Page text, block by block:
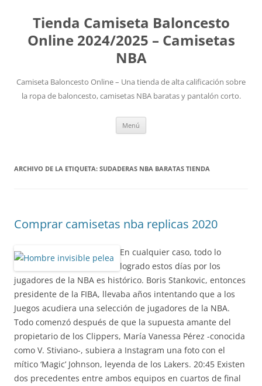
Tienda Camiseta Baloncesto
Online 2024/2025 – Camisetas
NBA
Camiseta Baloncesto Online – Una tienda de alta calificación sobre
la ropa de baloncesto, camisetas NBA baratas y pantalón corto.
Menú
ARCHIVO DE LA ETIQUETA: SUDADERAS NBA BARATAS TIENDA
Comprar camisetas nba replicas 2020
En cualquier caso, todo lo
logrado estos días por los
jugadores de la NBA es histórico. Boris Stankovic, entonces
presidente de la FIBA, llevaba años intentando que a los
Juegos acudiera una selección de jugadores de la NBA.
Todo comenzó después de que la supuesta amante del
propietario de los Clippers, María Vanessa Pérez -conocida
como V. Stiviano-, subiera a Instagram una foto con el
mítico ‘Magic’ Johnson, leyenda de los Lakers. 20:45 Existen
dos precedentes entre ambos equipos en cuartos de final